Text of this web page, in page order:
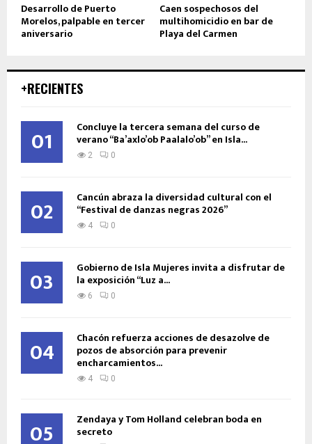
Desarrollo de Puerto
Morelos, palpable en tercer
aniversario
Caen sospechosos del
multihomicidio en bar de
Playa del Carmen
+RECIENTES
01 Concluye la tercera semana del curso de
verano “Ba’axlo’ob Paalalo’ob” en Isla...
2 0
02 Cancún abraza la diversidad cultural con el
“Festival de danzas negras 2026”
4 0
03 Gobierno de Isla Mujeres invita a disfrutar de
la exposición “Luz a...
6 0
04 Chacón refuerza acciones de desazolve de
pozos de absorción para prevenir
encharcamientos...
4 0
05 Zendaya y Tom Holland celebran boda en
secreto